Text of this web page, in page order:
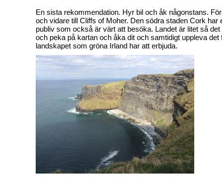
En sista rekommendation. Hyr bil och åk någonstans.
och vidare till Cliffs of Moher. Den södra staden Cork har
publiv som också är värt att besöka. Landet är litet så det
och peka på kartan och åka dit och samtidigt uppleva det
landskapet som gröna Irland har att erbjuda.